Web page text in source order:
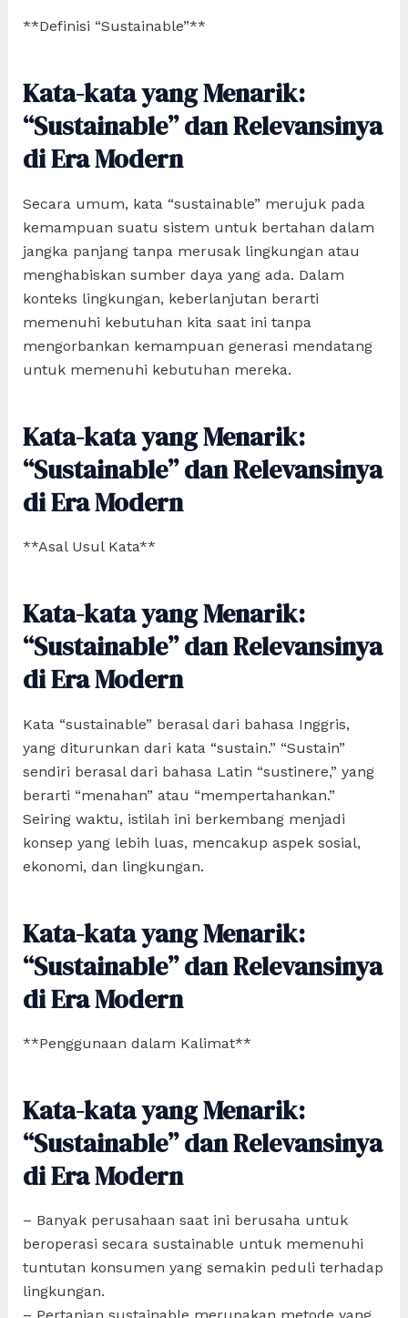
**Definisi “Sustainable”**
Kata-kata yang Menarik:
“Sustainable” dan Relevansinya
di Era Modern
Secara umum, kata “sustainable” merujuk pada
kemampuan suatu sistem untuk bertahan dalam
jangka panjang tanpa merusak lingkungan atau
menghabiskan sumber daya yang ada. Dalam
konteks lingkungan, keberlanjutan berarti
memenuhi kebutuhan kita saat ini tanpa
mengorbankan kemampuan generasi mendatang
untuk memenuhi kebutuhan mereka.
Kata-kata yang Menarik:
“Sustainable” dan Relevansinya
di Era Modern
**Asal Usul Kata**
Kata-kata yang Menarik:
“Sustainable” dan Relevansinya
di Era Modern
Kata “sustainable” berasal dari bahasa Inggris,
yang diturunkan dari kata “sustain.” “Sustain”
sendiri berasal dari bahasa Latin “sustinere,” yang
berarti “menahan” atau “mempertahankan.”
Seiring waktu, istilah ini berkembang menjadi
konsep yang lebih luas, mencakup aspek sosial,
ekonomi, dan lingkungan.
Kata-kata yang Menarik:
“Sustainable” dan Relevansinya
di Era Modern
**Penggunaan dalam Kalimat**
Kata-kata yang Menarik:
“Sustainable” dan Relevansinya
di Era Modern
– Banyak perusahaan saat ini berusaha untuk
beroperasi secara sustainable untuk memenuhi
tuntutan konsumen yang semakin peduli terhadap
lingkungan.